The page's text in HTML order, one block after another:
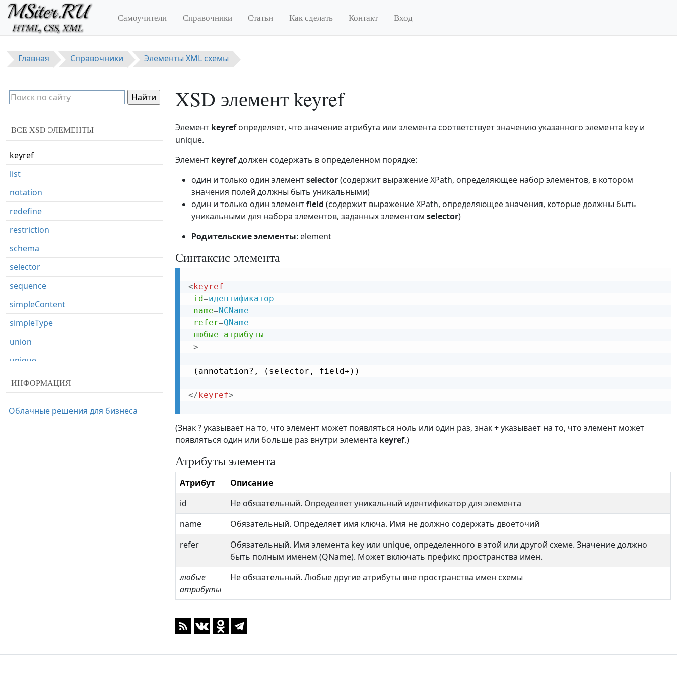
Перейти к основному содержанию
Самоучители Справочники Статьи Как сделать Контакт Вход
Главная Справочники Элементы XML схемы
XSD элемент keyref
Элемент keyrefопределяет, что значение атрибута или элемента соответствует значению указанного элемента key и
unique.
Элемент keyrefдолжен содержать в определенном порядке:
один и только один элементselector(содержит выражение XPath, определяющее набор элементов, в котором
значения полей должны быть уникальными)
один и только один элементfield (содержит выражение XPath, определяющее значения, которые должны быть
уникальными для набора элементов, заданных элементом selector)
Родительские элементы: element
Синтаксис элемента
< keyref
id=идентификатор
name=NCName
refer=QName
любые
атрибуты
>
(annotation?, (selector, field+))
</ keyref>
(Знак ? указывает на то, что элемент может появляться ноль или один раз, знак + указывает на то, что элемент может
появляться один или больше раз внутри элемента keyref.)
Атрибуты элемента
Атрибут
Описание
id
Не обязательный. Определяет уникальный идентификатор для элемента
name
Обязательный. Определяет имя ключа. Имя не должно содержать двоеточий
refer
Обязательный. Имя элемента key или unique, определенного в этой или другой схеме. Значение должно
быть полным именем (QName). Может включать префикс пространства имен.
любые
атрибуты
Не обязательный. Любые другие атрибуты вне пространства имен схемы
ВСЕ XSD ЭЛЕМЕНТЫ
documentation
element
field
import
key
keyref
list
notation
redefine
restriction
schema
selector
sequence
simpleContent
simpleType
union
unique
ИНФОРМАЦИЯ
Облачные решения для бизнеса